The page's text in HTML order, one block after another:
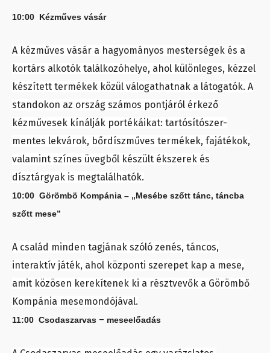
10:00 Kézműves vásár
A kézműves vásár a hagyományos mesterségek és a
kortárs alkotók találkozóhelye, ahol különleges, kézzel
készített termékek közül válogathatnak a látogatók. A
standokon az ország számos pontjáról érkező
kézművesek kínálják portékáikat: tartósítószer-
mentes lekvárok, bőrdíszműves termékek, fajátékok,
valamint színes üvegből készült ékszerek és
dísztárgyak is megtalálhatók.
10:00 Görömbö Kompánia – „Mesébe szőtt tánc, táncba
szőtt mese”
A család minden tagjának szóló zenés, táncos,
interaktív játék, ahol központi szerepet kap a mese,
amit közösen kerekítenek ki a résztvevők a Görömbő
Kompánia mesemondójával.
11:00 Csodaszarvas – meseelőadás